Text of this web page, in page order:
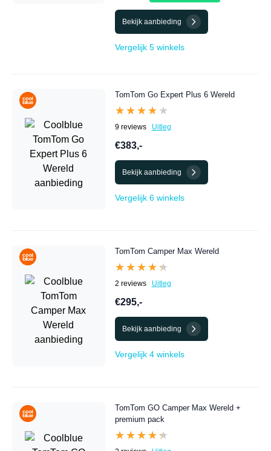
Bekijk aanbieding
Vergelijk 5 winkels
TomTom Go Expert Plus 6 Wereld
★★★★★
★★★★★
9 reviews Uitleg
€383,-
Bekijk aanbieding
Vergelijk 6 winkels
TomTom Camper Max Wereld
★★★★★
★★★★★
2 reviews Uitleg
€295,-
Bekijk aanbieding
Vergelijk 4 winkels
TomTom GO Camper Max Wereld +
premium pack
★★★★★
★★★★★